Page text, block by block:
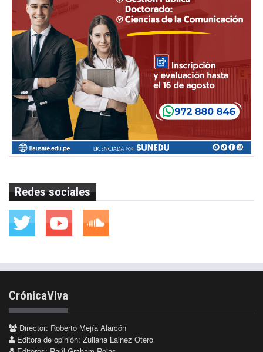
Redes sociales
CrónicaViva
Director: Roberto Mejía Alarcón
Editora de opinión: Zuliana Lainez Otero